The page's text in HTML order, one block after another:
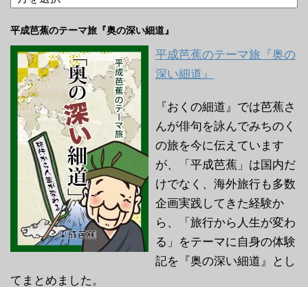
ー
イ
ブ
平成芭蕉のテーマ旅『奥の深い細道』
平成芭蕉のテーマ旅『奥の
深い細道』
『おくの細道』では芭蕉さ
んが俳句を詠んでみちのく
の旅を今に伝えています
が、「平成芭蕉」は国内だ
けでなく、海外旅行も多数
企画実践してきた経験か
ら、「旅行から人生が変わ
る」をテーマに自身の体験
記を『奥の深い細道』とし
てまとめました。